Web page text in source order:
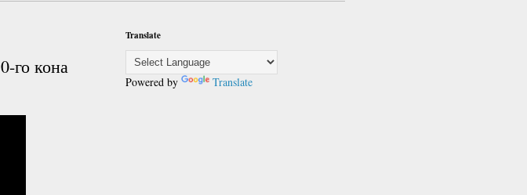
го кона
Translate
Powered by Translate